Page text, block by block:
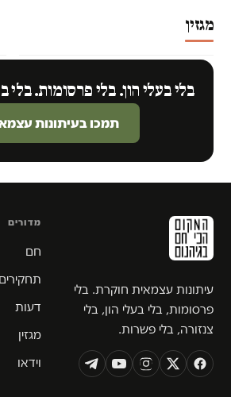
מגזין
איל ספיר והפורום לחשיבה אזורית
בלי בעלי הון. בלי פרסומות. בלי
תמכו בעיתונות
עיתונות עצמאית חוקרת. בלי
פרסומות, בלי בעלי הון, בלי
צנזורה, בלי פשרות.
מדורים
חם
תחקירים
דעות
מגזין
וידאו